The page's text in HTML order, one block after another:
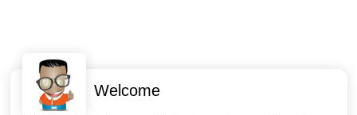
Intéressant ? Partagez !
Welcome